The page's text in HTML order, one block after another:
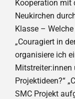
Kooperation mit
Neukirchen
Klasse –
„Couragiert in
organisiere ich
Mitstreiter:innen
Projektideen?“
SMC Projekt